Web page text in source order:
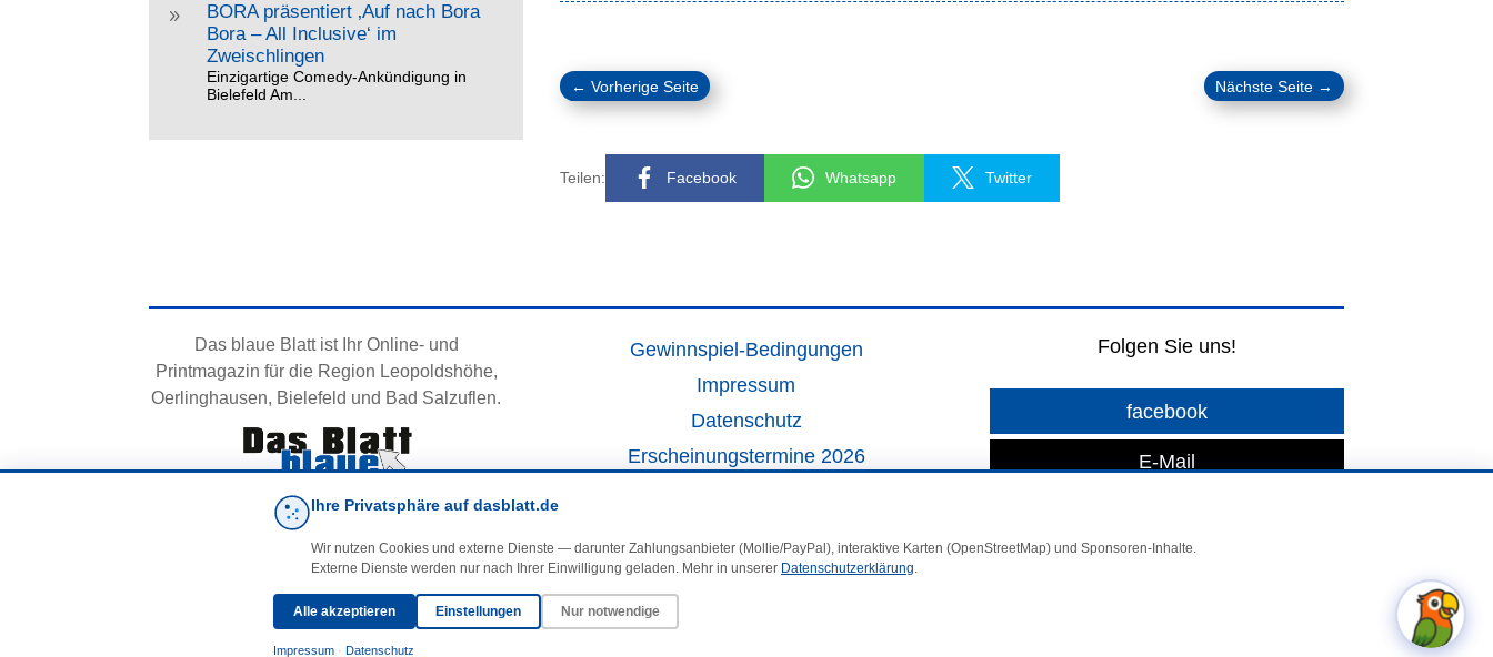
9
BORA präsentiert ‚Auf nach Bora
Bora – All Inclusive‘ im
Zweischlingen
Einzigartige Comedy-Ankündigung in
Bielefeld Am...
← Vorherige Seite Nächste Seite→
Teilen: Facebook Whatsapp Twitter
Das blaue Blatt ist Ihr Online- und
Printmagazin für die Region Leopoldshöhe,
Oerlinghausen, Bielefeld und Bad Salzuflen.
Gewinnspiel-Bedingungen
Impressum
Datenschutz
Erscheinungstermine 2026
Kleinanzeigen
·Cookie-Einstellungen
Folgen Sie uns!
facebook
E-Mail
Ihre Privatsphäre auf dasblatt.de
Wir nutzen Cookies und externe Dienste — darunter Zahlungsanbieter (Mollie/PayPal), interaktive Karten (OpenStreetMap) und Sponsoren-Inhalte.
Externe Dienste werden nur nach Ihrer Einwilligung geladen. Mehr in unserer Datenschutzerklärung.
Alle akzeptieren Einstellungen Nur notwendige
Impressum · Datenschutz